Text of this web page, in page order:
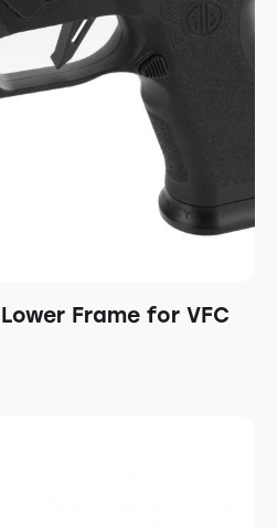
Frame for VFC